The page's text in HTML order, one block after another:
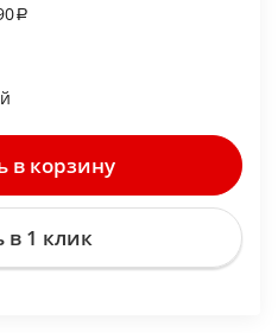
в корзину
в 1 клик